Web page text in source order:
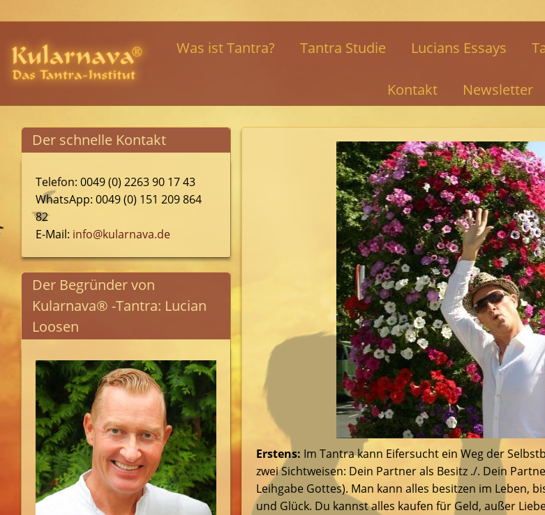
Was ist Tantra? Tantra Studie Lucians Essays
Kontakt Newsletter
Erstens: Im Tantra kann Eifersucht ein Weg der
zwei Sichtweisen: Dein Partner als Besitz ./. Dein
Leihgabe Gottes). Man kann alles besitzen im Leben,
und Glück. Du kannst alles kaufen für Geld, außer
Der schnelle Kontakt
Telefon: 0049 (0) 2263 90 17 43
WhatsApp: 0049 (0) 151 209 864
82
E-Mail: info@kularnava.de
Der Begründer von
Kularnava® -Tantra: Lucian
Loosen